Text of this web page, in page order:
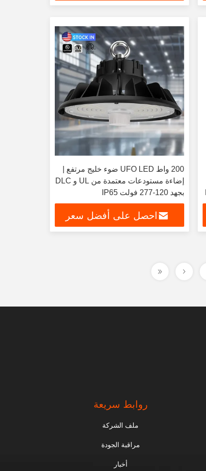
200 واط UFO LED ضوء خليج مرتفع |
إضاءة مستودعات معتمدة من UL و DLC
بجهد 120-277 فولت IP65
احصل على أفضل سعر
روابط سريعة
ملف الشركة
مراقبة الجودة
أخبار